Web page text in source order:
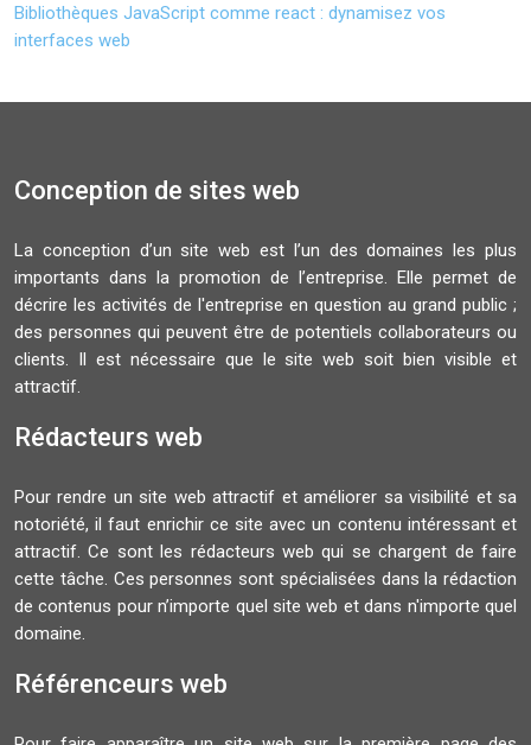
Bibliothèques JavaScript comme react : dynamisez vos
interfaces web
Conception de sites web
La conception d’un site web est l’un des domaines les plus
importants dans la promotion de l’entreprise. Elle permet de
décrire les activités de l'entreprise en question au grand public ;
des personnes qui peuvent être de potentiels collaborateurs ou
clients. Il est nécessaire que le site web soit bien visible et
attractif.
Rédacteurs web
Pour rendre un site web attractif et améliorer sa visibilité et sa
notoriété, il faut enrichir ce site avec un contenu intéressant et
attractif. Ce sont les rédacteurs web qui se chargent de faire
cette tâche. Ces personnes sont spécialisées dans la rédaction
de contenus pour n’importe quel site web et dans n'importe quel
domaine.
Référenceurs web